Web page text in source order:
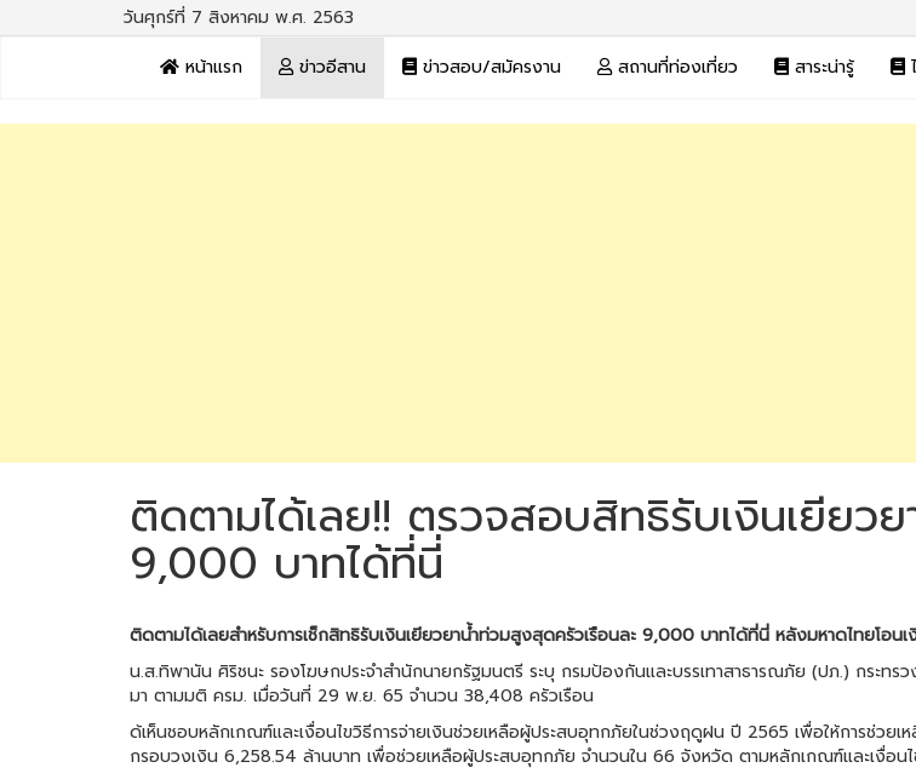
วันศุกร์ที่ 7 สิงหาคม พ.ศ. 2563
หน้าแรก
ข่าวอีสาน ข่าวสอบ/สมัครงาน สถานที่ท่องเที่ยว สาระน่ารู้
ติดตามได้เลย!! ตรวจสอบสิทธิรับเงินเยียว
9,000 บาทได้ที่นี่
ติดตามได้เลยสำหรับการเช็กสิทธิรับเงินเยียวยาน้ำท่วมสูงสุดครัวเรือนละ 9,000 บาทได้ที่นี่ หลังมหาดไทยโอน
น.ส.ทิพานัน ศิริชนะ รองโฆษกประจำสำนักนายกรัฐมนตรี ระบุ กรมป้องกันและบรรเทาสาธารณภัย (ปภ.) กระท
มา ตามมติ ครม. เมื่อวันที่ 29 พ.ย. 65 จำนวน 38,408 ครัวเรือน
ด้เห็นชอบหลักเกณฑ์และเงื่อนไขวิธีการจ่ายเงินช่วยเหลือผู้ประสบอุทกภัยในช่วงฤดูฝน ปี 2565 เพื่อให้การช่
กรอบวงเงิน 6,258.54 ล้านบาท เพื่อช่วยเหลือผู้ประสบอุทกภัย จำนวนใน 66 จังหวัด ตามหลักเกณฑ์และเงื่อ